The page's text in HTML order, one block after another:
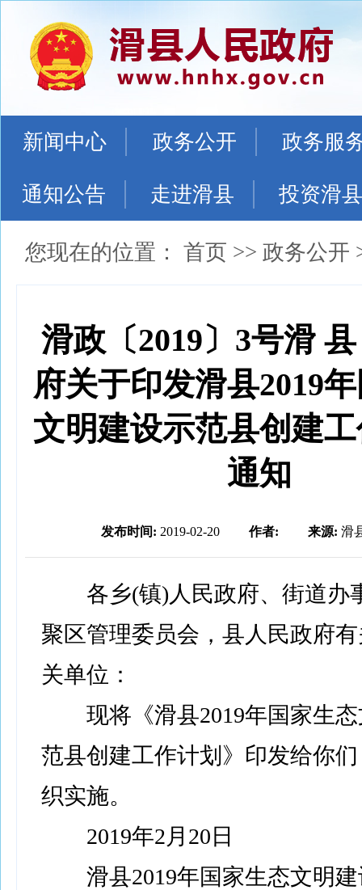
新闻中心 政务公开 政务服
通知公告 走进滑县 投资滑县
您现在的位置： 首页 >> 政务公开
滑政〔2019〕3号滑
府关于印发滑县2019
文明建设示范县创建
通知
发布时间: 2019-02-20 作者: 来源: 滑
各乡(镇)人民政府、街道办
聚区管理委员会，县人民政府
关单位：
现将《滑县2019年国家生态
范县创建工作计划》印发给你
织实施。
2019年2月20日
滑县2019年国家生态文明建